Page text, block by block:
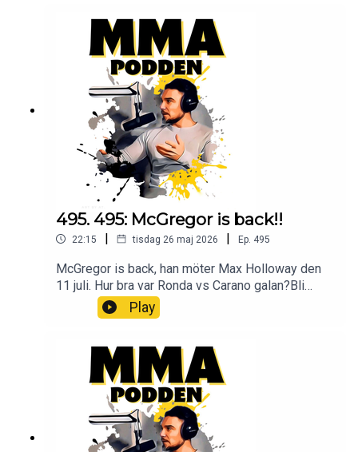
och vill höras i mmapodden? Maila oss på
mmapodden@gmail.comInstagram:
@mmapodden
@Pauldelvalle twitter: @pauldelvalle
MMA-
Podden Facebook Youtube Lyssna på Öppet
sinne Spotify iTunes Youtube
495. 495: McGregor is back!!
22:15 | tisdag 26 maj 2026 | Ep. 495
McGregor is back, han möter Max Holloway den
11 juli. Hur bra var Ronda vs Carano galan?Bli
Patreon och lyssna på podden utan stimreklam,
och få tillgång till exklusiva avsnitt MMA-Podden
och vill höras i mmapodden? Maila oss på
mmapodden@gmail.comInstagram:
@mmapodden
@Pauldelvalle twitter: @pauldelvalle
MMA-
Podden Facebook Youtube Lyssna på Öppet
Play